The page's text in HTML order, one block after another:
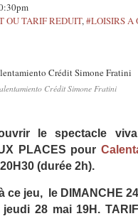
OU TARIF REDUIT,#LOISIRS A
Crédit Simone Fratini
le spectacle
PLACES pour
(durée 2h).
ce jeu, le DIMANCHE
28 mai 19H.